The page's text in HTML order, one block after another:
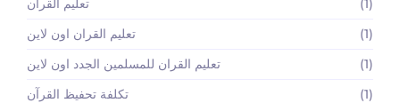
تعليم القران
(1)
تعليم القران اون لاين
(1)
تعليم القران للمسلمين الجدد اون لاين
(1)
تكلفة تحفيظ القرآن
(1)